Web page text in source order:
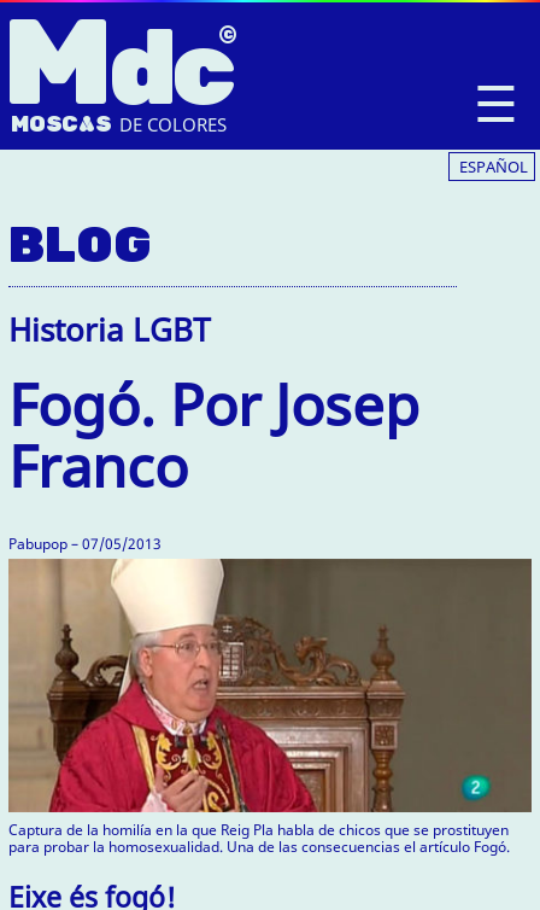
☰
Mdc
MOSCAS DE COLORES
ESPAÑOL
BLOG
Historia LGBT
Fogó. Por Josep
Franco
Pabupop – 07/05/2013
Captura de la homilía en la que Reig Pla habla de chicos que se prostituyen
para probar la homosexualidad. Una de las consecuencias el artículo Fogó.
Eixe és fogó!